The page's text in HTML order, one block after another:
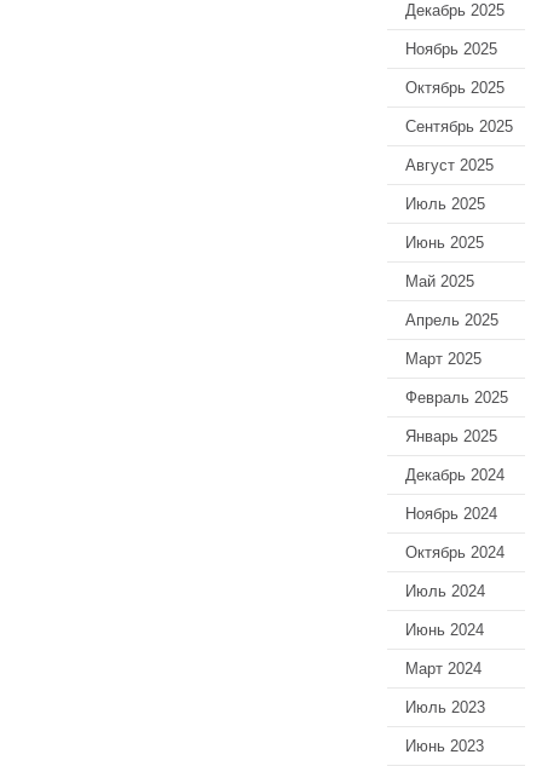
Декабрь 2025
Ноябрь 2025
Октябрь 2025
Сентябрь 2025
Август 2025
Июль 2025
Июнь 2025
Май 2025
Апрель 2025
Март 2025
Февраль 2025
Январь 2025
Декабрь 2024
Ноябрь 2024
Октябрь 2024
Июль 2024
Июнь 2024
Март 2024
Июль 2023
Июнь 2023